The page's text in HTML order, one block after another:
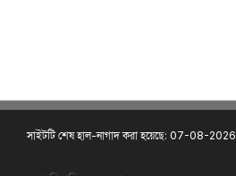
সাইটটি শেষ হাল-নাগাদ করা হয়েছে: 07-08-2026